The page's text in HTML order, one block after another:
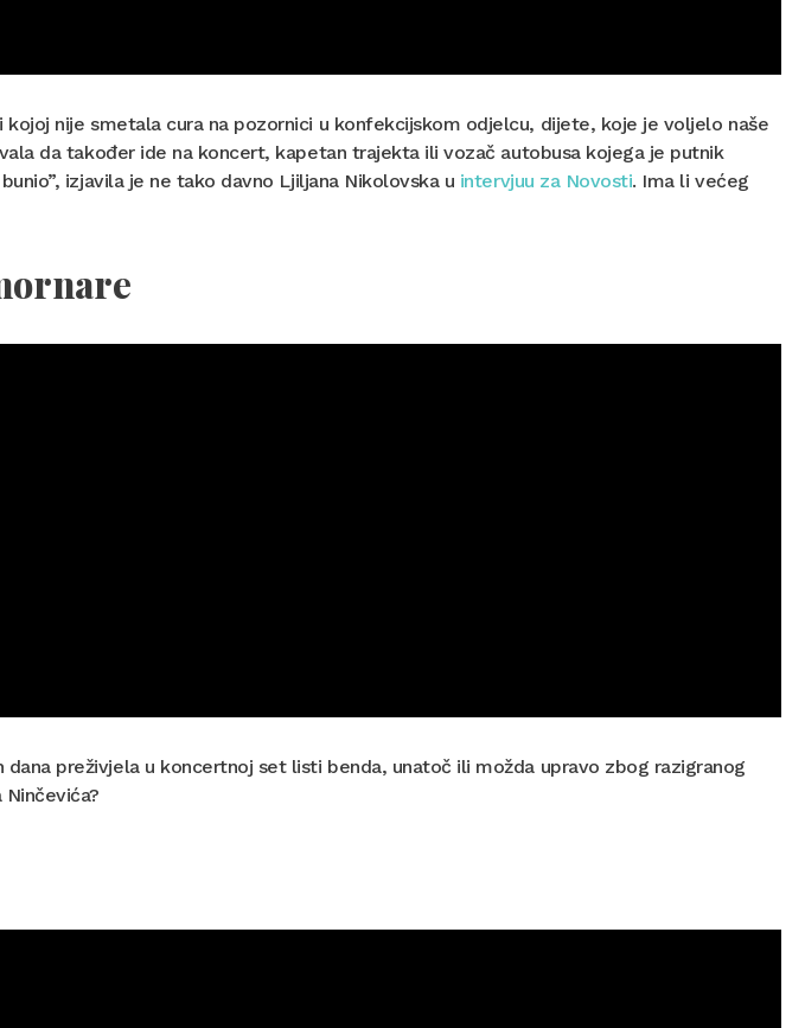
kojoj nije smetala cura na pozornici u konfekcijskom odjelcu, dijete, koje je voljelo naše
da također ide na koncert, kapetan trajekta ili vozač autobusa kojega je putnik
izjavila je ne tako davno Ljiljana Nikolovska u intervjuu za Novosti. Ima li većeg
dana preživjela u koncertnoj set listi benda, unatoč ili možda upravo zbog razigranog